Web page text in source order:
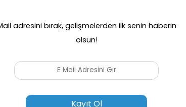
Ereyon, bireysel kullanıcılar ve kurumsal iş ortakları
kaliteli, güvenli ve kolay bir alışveriş deneyimi sunar.
deneyimi her zaman avantajlı ve tatmin edici hale geliyor.